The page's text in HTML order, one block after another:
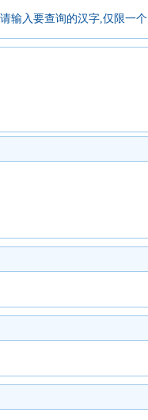
请输入要查询的汉字,仅限一个